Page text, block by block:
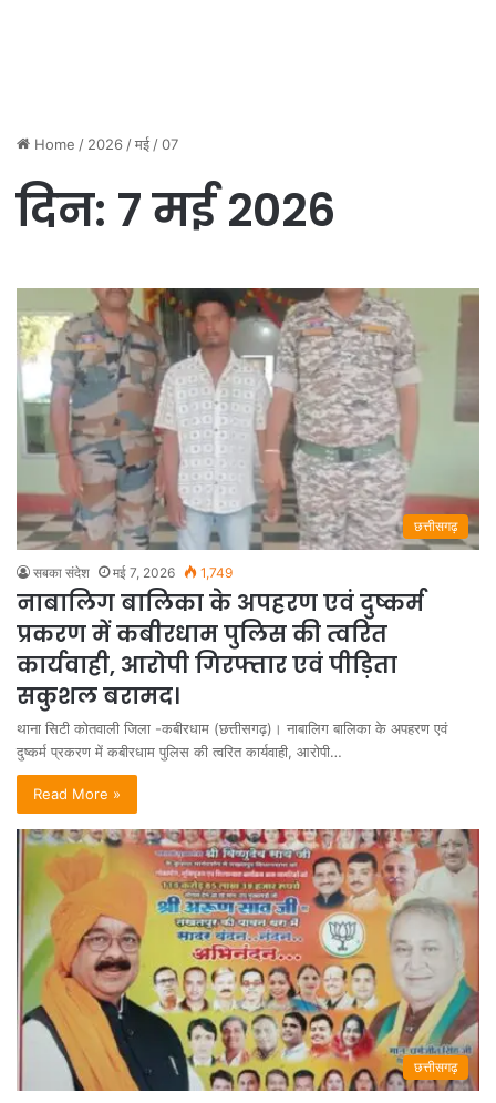
Home / 2026 /मई /07
दिन: 7 मई 2026
छत्तीसगढ़
सबका संदेश मई 7, 2026 1,749
नाबालिग बालिका के अपहरण एवं दुष्कर्म
प्रकरण में कबीरधाम पुलिस की त्वरित
कार्यवाही, आरोपी गिरफ्तार एवं पीड़िता
सकुशल बरामद।
थाना सिटी कोतवाली जिला -कबीरधाम (छत्तीसगढ़)। नाबालिग बालिका के अपहरण एवं
दुष्कर्म प्रकरण में कबीरधाम पुलिस की त्वरित कार्यवाही, आरोपी…
Read More »
छत्तीसगढ़